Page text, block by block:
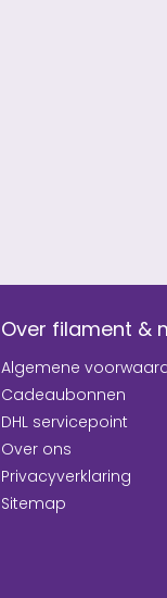
Over filament &
Algemene
Cadeaubonnen
DHL servicepoint
Over ons
Privacyverklaring
Sitemap